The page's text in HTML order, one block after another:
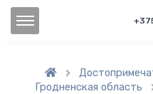

Гродненская область